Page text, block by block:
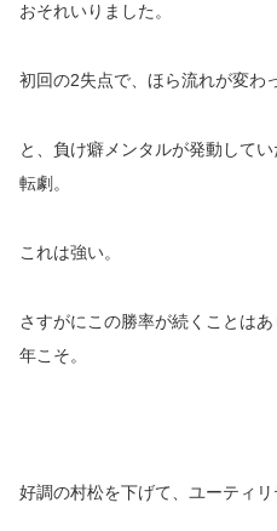
おそれいりました。
初回の2失点で、ほら流れが変わ
と、負け癖メンタルが発動して
転劇。
これは強い。
さすがにこの勝率が続くことは
年こそ。
好調の村松を下げて、ユーティリ